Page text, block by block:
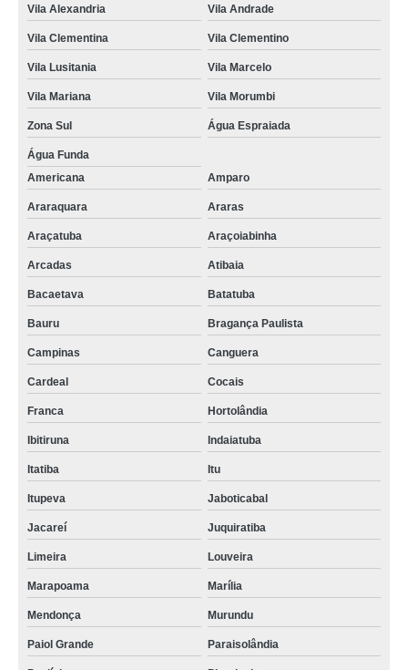
Vila Alexandria Vila Andrade
Vila Clementina Vila Clementino
Vila Lusitania Vila Marcelo
Vila Mariana Vila Morumbi
Zona Sul Água Espraiada
Água Funda
Americana
Amparo
Araraquara Araras
Araçatuba Araçoiabinha
Arcadas Atibaia
Bacaetava Batatuba
Bauru Bragança Paulista
Campinas Canguera
Cardeal Cocais
Franca Hortolândia
Ibitiruna Indaiatuba
Itatiba Itu
Itupeva Jaboticabal
Jacareí Juquiratiba
Limeira Louveira
Marapoama Marília
Mendonça Murundu
Paiol Grande Paraisolândia